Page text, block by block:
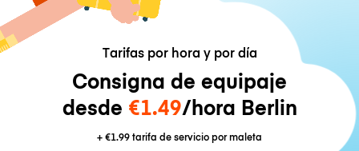
Tarifas por hora y por día
Consigna de equipaje
desde €1.49/hora Berlin
+€1.99tarifa de servicio por maleta